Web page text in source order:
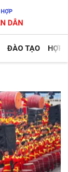
ĐÀO TẠO HỢP